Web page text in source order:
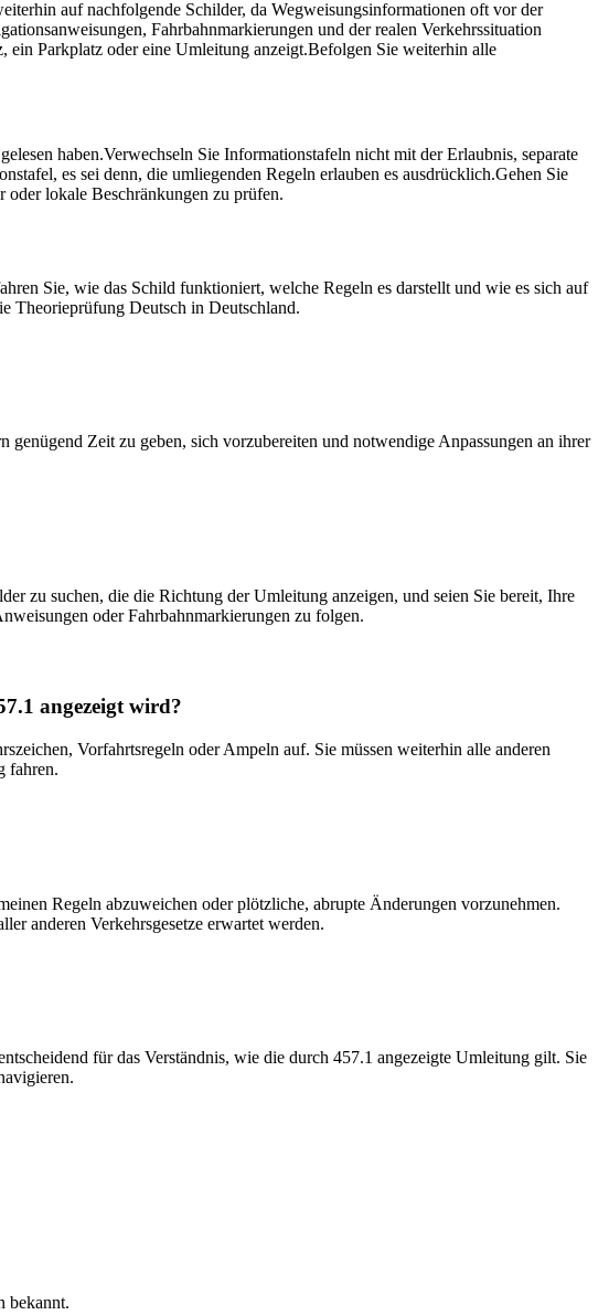
auf nachfolgende Schilder, da Wegweisungsinformationen oft vor der
Fahrbahnmarkierungen und der realen Verkehrssituation
ein Parkplatz oder eine Umleitung anzeigt.Befolgen Sie weiterhin alle
haben.Verwechseln Sie Informationstafeln nicht mit der Erlaubnis, separate
es sei denn, die umliegenden Regeln erlauben es ausdrücklich.Gehen Sie
oder lokale Beschränkungen zu prüfen.
Sie, wie das Schild funktioniert, welche Regeln es darstellt und wie es sich auf
Theorieprüfung Deutsch in Deutschland.
Zeit zu geben, sich vorzubereiten und notwendige Anpassungen an ihrer
zu suchen, die die Richtung der Umleitung anzeigen, und seien Sie bereit, Ihre
oder Fahrbahnmarkierungen zu folgen.
angezeigt wird?
Vorfahrtsregeln oder Ampeln auf. Sie müssen weiterhin alle anderen
fahren.
Regeln abzuweichen oder plötzliche, abrupte Änderungen vorzunehmen.
anderen Verkehrsgesetze erwartet werden.
für das Verständnis, wie die durch 457.1 angezeigte Umleitung gilt. Sie
bekannt.